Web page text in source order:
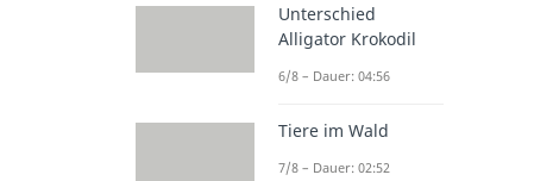
Unterschied
Alligator Krokodil
6/8 – Dauer: 04:56
Tiere im Wald
7/8 – Dauer: 02:52